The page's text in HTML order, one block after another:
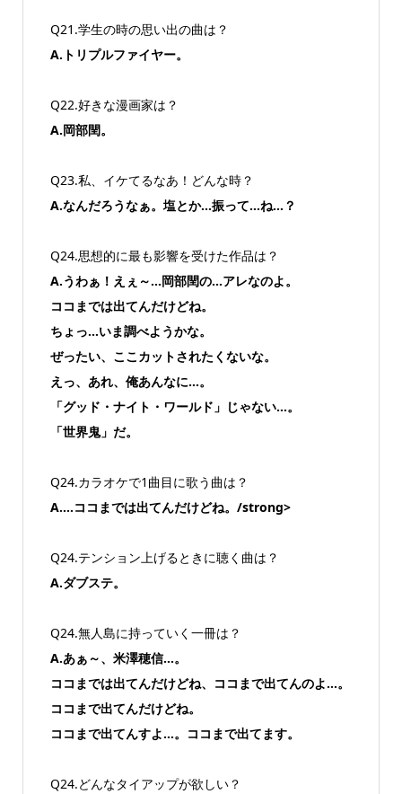
Q21.学生の時の思い出の曲は？
A.トリプルファイヤー。
Q22.好きな漫画家は？
A.岡部閏。
Q23.私、イケてるなあ！どんな時？
A.なんだろうなぁ。塩とか…振って…ね…？
Q24.思想的に最も影響を受けた作品は？
A.うわぁ！えぇ～…岡部閏の…アレなのよ。
ココまでは出てんだけどね。
ちょっ…いま調べようかな。
ぜったい、ここカットされたくないな。
えっ、あれ、俺あんなに…。
「グッド・ナイト・ワールド」じゃない…。
「世界鬼」だ。
Q24.カラオケで1曲目に歌う曲は？
A.…ココまでは出てんだけどね。/strong>
Q24.テンション上げるときに聴く曲は？
A.ダブステ。
Q24.無人島に持っていく一冊は？
A.あぁ～、米澤穂信…。
ココまでは出てんだけどね、ココまで出てんのよ…。
ココまで出てんだけどね。
ココまで出てんすよ…。ココまで出てます。
Q24.どんなタイアップが欲しい？